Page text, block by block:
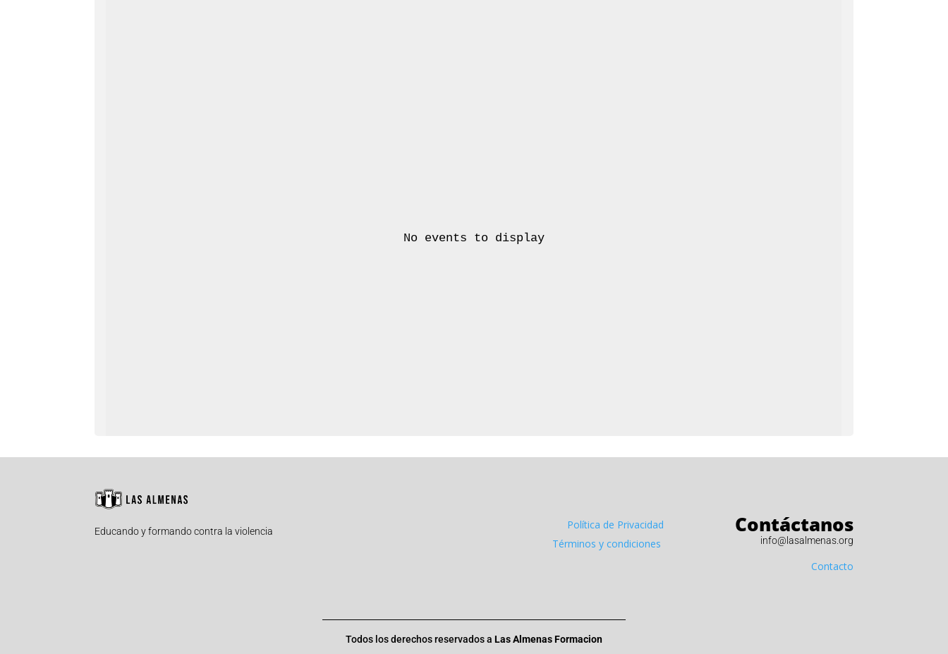
No events to display
Educando y formando contra la violencia
Política de Privacidad
Términos y condiciones
Contáctanos
info@lasalmenas.org
Contacto
Todos los derechos reservados a Las Almenas Formacion